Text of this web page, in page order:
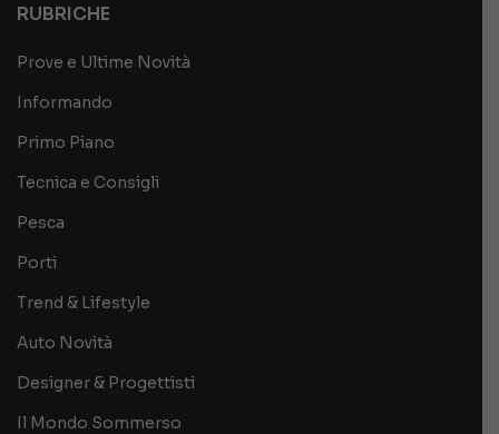
RUBRICHE
Prove e Ultime Novità
Informando
Primo Piano
Tecnica e Consigli
Pesca
Porti
Trend & Lifestyle
Auto Novità
Designer & Progettisti
Il Mondo Sommerso